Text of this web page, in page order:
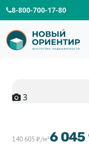
8-800-700-17-80
3
140 605 ₽/м²6 045